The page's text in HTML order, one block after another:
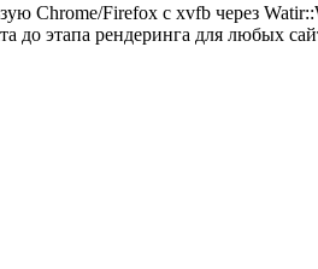
Chrome/Firefox с xvfb через
до этапа рендеринга для любых